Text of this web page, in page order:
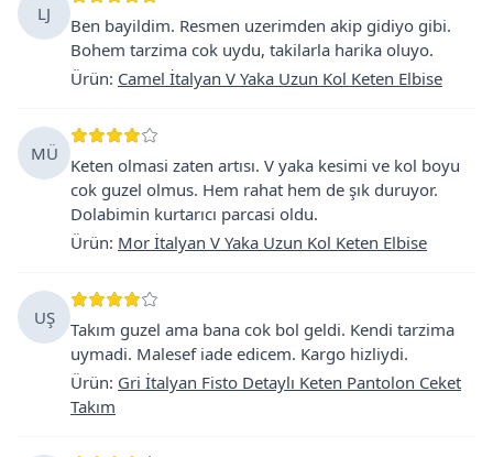
LJ
Ben bayildim. Resmen uzerimden akip gidiyo gibi.
Bohem tarzima cok uydu, takilarla harika oluyo.
Ürün: Camel İtalyan V Yaka Uzun Kol Keten Elbise
MÜ
Keten olmasi zaten artısı. V yaka kesimi ve kol boyu
cok guzel olmus. Hem rahat hem de şık duruyor.
Dolabimin kurtarıcı parcasi oldu.
Ürün: Mor İtalyan V Yaka Uzun Kol Keten Elbise
UŞ
Takım guzel ama bana cok bol geldi. Kendi tarzima
uymadi. Malesef iade edicem. Kargo hizliydi.
Ürün: Gri İtalyan Fisto Detaylı Keten Pantolon Ceket
Takım